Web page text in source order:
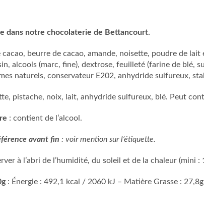
dans notre chocolaterie de Bettancourt.
beurre de cacao, amande, noisette, poudre de
alcools (marc, fine), dextrose, feuilleté (farine de blé,
naturels, conservateur E202, anhydride sulfureux,
pistache, noix, lait, anhydride sulfureux, blé. Peut
: contient de l’alcool.
avant fin : voir mention sur l’étiquette.
à l’abri de l’humidité, du soleil et de la chaleur (mini :
: Énergie : 492,1 kcal / 2060 kJ – Matière Grasse :